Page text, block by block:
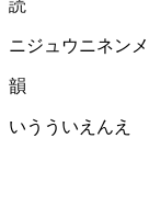
読
ニジュウニネンメ
韻
いうういえんえ